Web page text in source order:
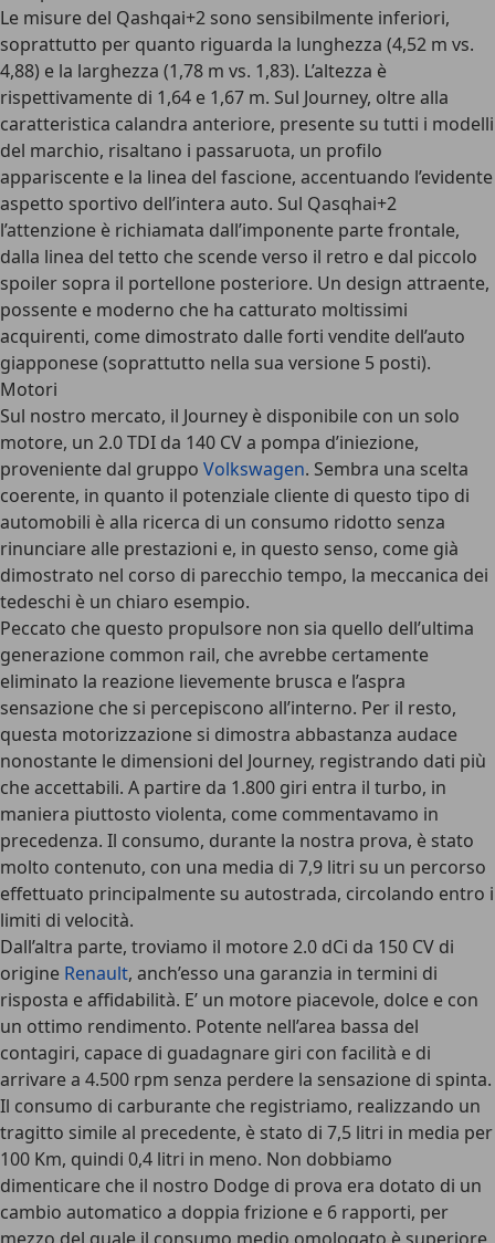
Le misure del Qashqai+2 sono sensibilmente inferiori,
soprattutto per quanto riguarda la lunghezza (4,52 m vs.
4,88) e la larghezza (1,78 m vs. 1,83). L’altezza è
rispettivamente di 1,64 e 1,67 m. Sul Journey, oltre alla
caratteristica calandra anteriore, presente su tutti i modelli
del marchio, risaltano i passaruota, un profilo
appariscente e la linea del fascione, accentuando l’evidente
aspetto sportivo dell’intera auto. Sul Qasqhai+2
l’attenzione è richiamata dall’imponente parte frontale,
dalla linea del tetto che scende verso il retro e dal piccolo
spoiler sopra il portellone posteriore. Un design attraente,
possente e moderno che ha catturato moltissimi
acquirenti, come dimostrato dalle forti vendite dell’auto
giapponese (soprattutto nella sua versione 5 posti).
Motori
Sul nostro mercato, il Journey è disponibile con un solo
motore, un 2.0 TDI da 140 CV a pompa d’iniezione,
proveniente dal gruppo Volkswagen. Sembra una scelta
coerente, in quanto il potenziale cliente di questo tipo di
automobili è alla ricerca di un consumo ridotto senza
rinunciare alle prestazioni e, in questo senso, come già
dimostrato nel corso di parecchio tempo, la meccanica dei
tedeschi è un chiaro esempio.
Peccato che questo propulsore non sia quello dell’ultima
generazione common rail, che avrebbe certamente
eliminato la reazione lievemente brusca e l’aspra
sensazione che si percepiscono all’interno. Per il resto,
questa motorizzazione si dimostra abbastanza audace
nonostante le dimensioni del Journey, registrando dati più
che accettabili. A partire da 1.800 giri entra il turbo, in
maniera piuttosto violenta, come commentavamo in
precedenza. Il consumo, durante la nostra prova, è stato
molto contenuto, con una media di 7,9 litri su un percorso
effettuato principalmente su autostrada, circolando entro i
limiti di velocità.
Dall’altra parte, troviamo il motore 2.0 dCi da 150 CV di
origine Renault, anch’esso una garanzia in termini di
risposta e affidabilità. E’ un motore piacevole, dolce e con
un ottimo rendimento. Potente nell’area bassa del
contagiri, capace di guadagnare giri con facilità e di
arrivare a 4.500 rpm senza perdere la sensazione di spinta.
Il consumo di carburante che registriamo, realizzando un
tragitto simile al precedente, è stato di 7,5 litri in media per
100 Km, quindi 0,4 litri in meno. Non dobbiamo
dimenticare che il nostro Dodge di prova era dotato di un
cambio automatico a doppia frizione e 6 rapporti, per